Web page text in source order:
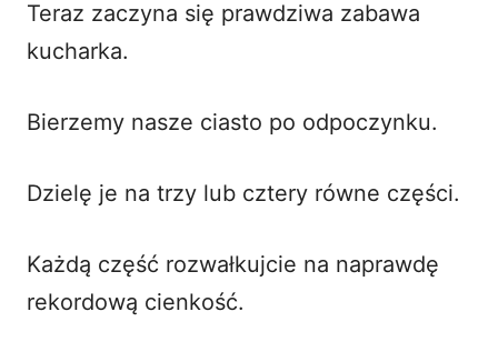
Teraz zaczyna się prawdziwa zabawa
kucharka.
Bierzemy nasze ciasto po odpoczynku.
Dzielę je na trzy lub cztery równe części.
Każdą część rozwałkujcie na naprawdę
rekordową cienkość.